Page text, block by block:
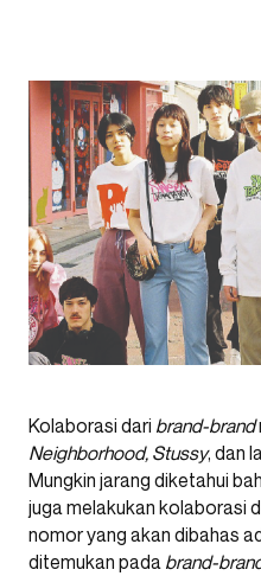
Kolaborasi dari brand-brand
Neighborhood, Stussy, dan
Mungkin jarang diketahui
juga melakukan kolaborasi
nomor yang akan dibahas
ditemukan pada brand-